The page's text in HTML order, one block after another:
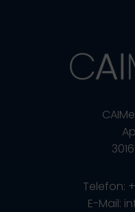
Telefon:
E-Mail: